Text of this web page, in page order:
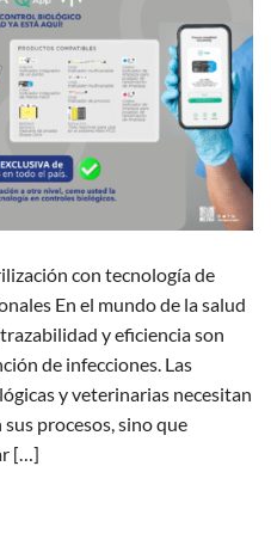
con tecnología de
En el mundo de la salud
y eficiencia son
de infecciones. Las
y veterinarias necesitan
procesos, sino que
[…]